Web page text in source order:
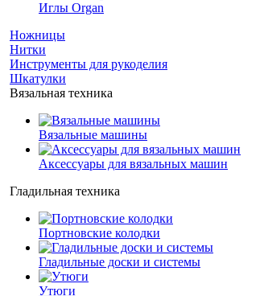
Иглы Organ
Ножницы
Нитки
Инструменты для рукоделия
Шкатулки
Вязальная техника
Вязальные машины
Аксессуары для вязальных машин
Гладильная техника
Портновские колодки
Гладильные доски и системы
Утюги